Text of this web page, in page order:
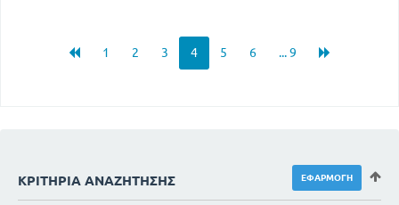
1 2 3 4 5 6 ... 9
ΚΡΙΤΉΡΙΑ ΑΝΑΖΉΤΗΣΗΣ